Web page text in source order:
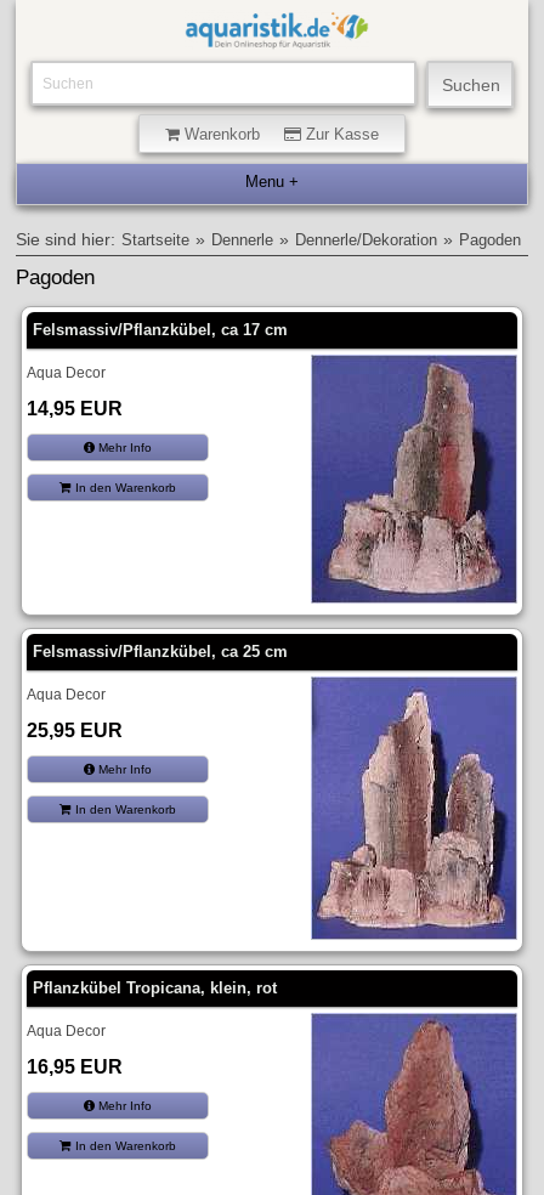
Warenkorb Zur Kasse
Sie sind hier: Startseite » Dennerle » Dennerle/Dekoration » Pagoden
Pagoden
Felsmassiv/Pflanzkübel, ca 17 cm
Aqua Decor
14,95 EUR
Mehr Info
In den Warenkorb
Felsmassiv/Pflanzkübel, ca 25 cm
Aqua Decor
25,95 EUR
Mehr Info
In den Warenkorb
Pflanzkübel Tropicana, klein, rot
Aqua Decor
16,95 EUR
Mehr Info
In den Warenkorb